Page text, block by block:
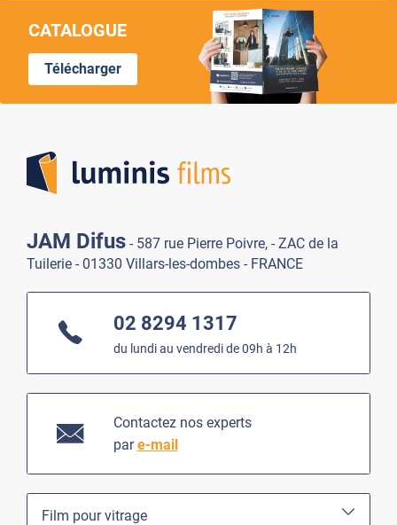
CATALOGUE
Télécharger
JAM Difus - 587 rue Pierre Poivre, - ZAC de la
Tuilerie - 01330 Villars-les-dombes - FRANCE
02 8294 1317
du lundi au vendredi de 09h à 12h
Contactez nos experts
pare-mail
Film pour vitrage